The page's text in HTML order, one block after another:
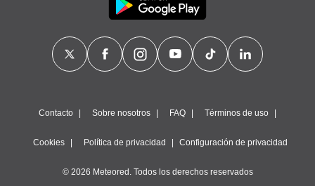
Contacto Sobre nosotros FAQ Términos de uso
Cookies Política de privacidad Configuración de privacidad
© 2026 Meteored. Todos los derechos reservados